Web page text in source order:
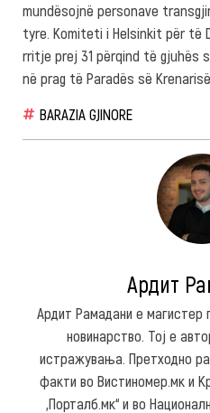
mundësojnë personave
tyre. Komiteti i Helsinkit për të
rritje prej 31 përqind të gjuhës
në prag të Paradës së
BARAZIA GJINORE
Ардит
Ардит Рамадани е магистер
новинарство. Тој е
истражувања. Претходно
факти во Вистиномер.мк и
„Порталб.мк“ и во